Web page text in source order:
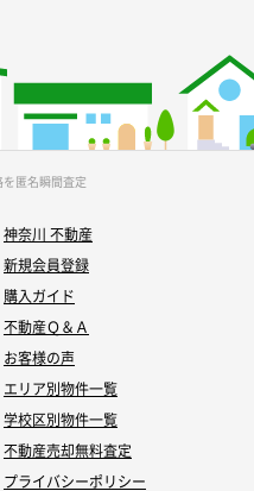
匿名瞬間査定
神奈川 不動産
新規会員登録
購入ガイド
不動産Ｑ＆Ａ
お客様の声
エリア別物件一覧
学校区別物件一覧
不動産売却無料査定
プライバシーポリシー